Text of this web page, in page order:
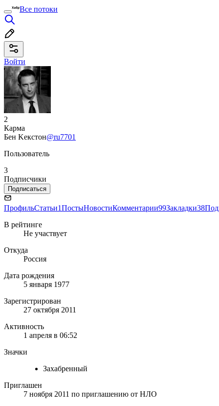
Все потоки
Войти
2
Карма
Бен Keкстон@ru7701
Пользователь
3
Подписчики
Подписаться
ПрофильСтатьи1ПостыНовостиКомментарии99Закладки38
В рейтинге
Не участвует
Откуда
Россия
Дата рождения
5 января 1977
Зарегистрирован
27 октября 2011
Активность
1 апреля в 06:52
Значки
Захабренный
Приглашен
7 ноября 2011 по приглашению от НЛО